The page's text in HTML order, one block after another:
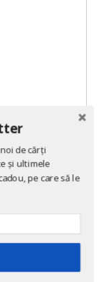
deUmberto Eco
de cărți
și ultimele
pe care să le